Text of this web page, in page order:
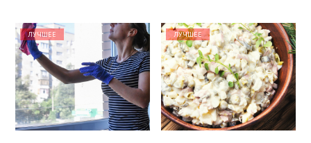
ЛУЧШЕЕ ЛУЧШЕЕ